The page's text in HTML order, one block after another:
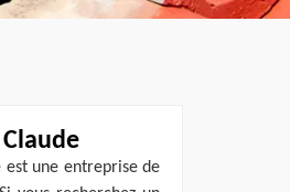
est une entreprise de